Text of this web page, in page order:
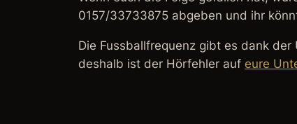
0157/33733875 abgeben und ihr
Die Fussballfrequenz gibt es dank
deshalb ist der Hörfehler auf eure